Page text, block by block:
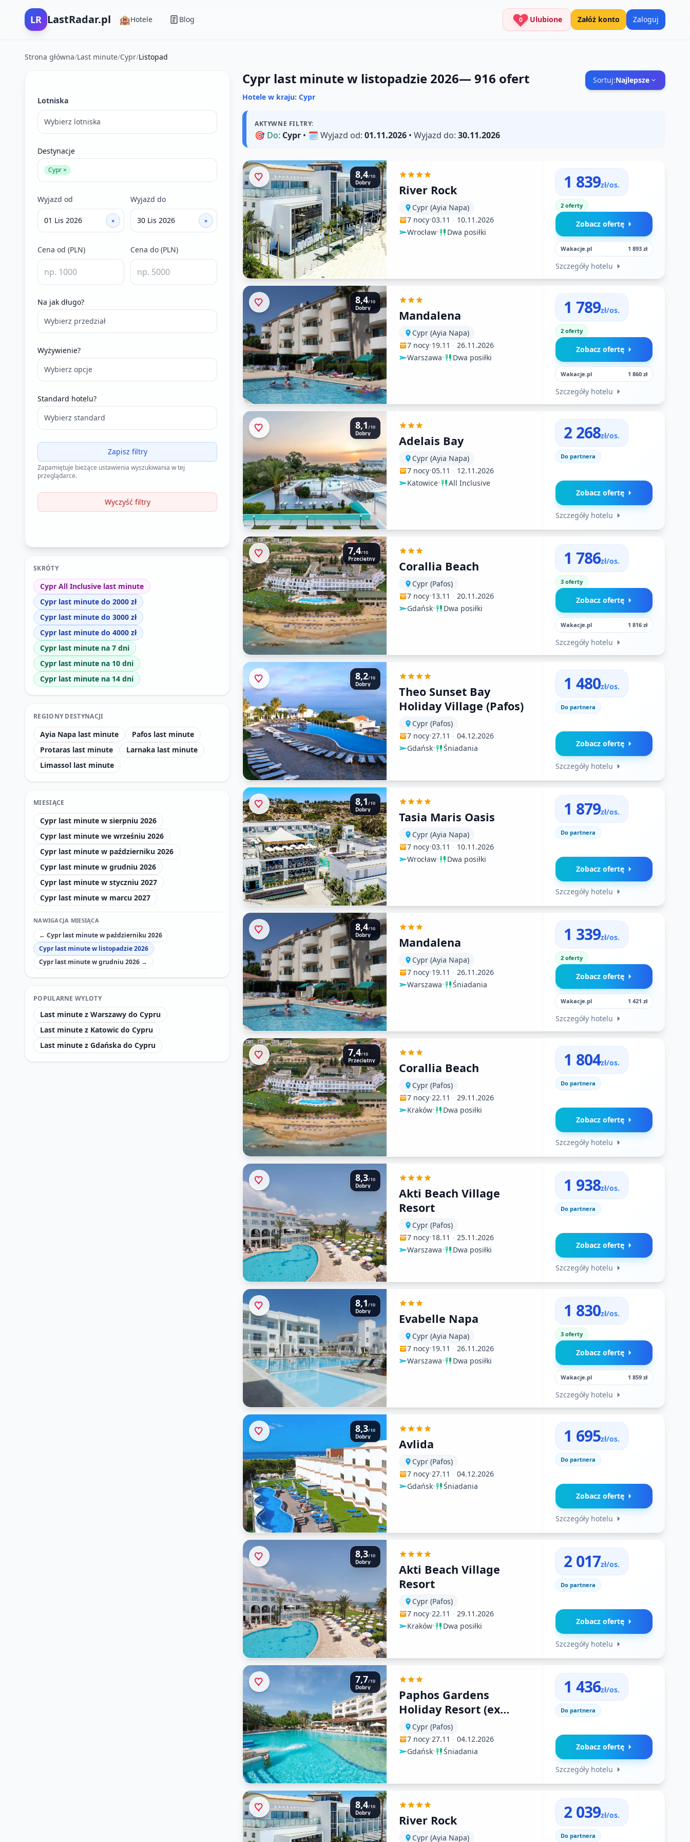
LR LastRadar.pl 🏨Hotele Blog 0 Ulubione Załóż konto Zaloguj
Strona główna/Last minute/Cypr/Listopad
Lotniska
Wybierz lotniska
Destynacje
Cypr ×
Wyjazd od
×
Wyjazd do
×
Cena od (PLN) Cena do (PLN)
Na jak długo?
Wybierz przedział
Wyżywienie?
Wybierz opcje
Standard hotelu?
Wybierz standard
Zapisz filtry
Zapamiętuje bieżące ustawienia wyszukiwania w tej
przeglądarce.
Wyczyść filtry
SKRÓTY
Cypr All Inclusive last minute
Cypr last minute do 2000 zł
Cypr last minute do 3000 zł
Cypr last minute do 4000 zł
Cypr last minute na 7 dni
Cypr last minute na 10 dni
Cypr last minute na 14 dni
REGIONY DESTYNACJI
Ayia Napa last minute
Pafos last minute
Protaras last minute
Larnaka last minute
Limassol last minute
MIESIĄCE
Cypr last minute w sierpniu 2026
Cypr last minute we wrześniu 2026
Cypr last minute w październiku 2026
Cypr last minute w grudniu 2026
Cypr last minute w styczniu 2027
Cypr last minute w marcu 2027
NAWIGACJA MIESIĄCA
← Cypr last minute w październiku 2026
Cypr last minute w listopadzie 2026
Cypr last minute w grudniu 2026 →
POPULARNE WYLOTY
Last minute z Warszawy do Cypru
Last minute z Katowic do Cypru
Last minute z Gdańska do Cypru
Cypr last minute w listopadzie 2026— 916 ofert Sortuj:Najlepsze
Hotele w kraju: Cypr
AKTYWNE FILTRY:
🎯 Do: Cypr • 🗓️ Wyjazd od: 01.11.2026 • Wyjazd do: 30.11.2026
8,4/10
Dobry River Rock
Cypr (Ayia Napa)
7 nocy•03.11 - 10.11.2026
Wrocław• Dwa posiłki
1 839zł/os.
2 oferty
Zobacz ofertę
Wakacje.pl 1 893 zł
Szczegóły hotelu
8,4/10
Dobry Mandalena
Cypr (Ayia Napa)
7 nocy•19.11 - 26.11.2026
Warszawa• Dwa posiłki
1 789zł/os.
2 oferty
Zobacz ofertę
Wakacje.pl 1 860 zł
Szczegóły hotelu
8,1/10
Dobry Adelais Bay
Cypr (Ayia Napa)
7 nocy•05.11 - 12.11.2026
Katowice• All Inclusive
2 268zł/os.
Do partnera
Zobacz ofertę
Szczegóły hotelu
7,4/10
Przeciętny Corallia Beach
Cypr (Pafos)
7 nocy•13.11 - 20.11.2026
Gdańsk• Dwa posiłki
1 786zł/os.
3 oferty
Zobacz ofertę
Wakacje.pl 1 816 zł
Szczegóły hotelu
8,2/10
Dobry
Theo Sunset Bay
Holiday Village (Pafos)
Cypr (Pafos)
7 nocy•27.11 - 04.12.2026
Gdańsk• Śniadania
1 480zł/os.
Do partnera
Zobacz ofertę
Szczegóły hotelu
8,1/10
Dobry Tasia Maris Oasis
Cypr (Ayia Napa)
7 nocy•03.11 - 10.11.2026
Wrocław• Dwa posiłki
1 879zł/os.
Do partnera
Zobacz ofertę
Szczegóły hotelu
8,4/10
Dobry Mandalena
Cypr (Ayia Napa)
7 nocy•19.11 - 26.11.2026
Warszawa• Śniadania
1 339zł/os.
2 oferty
Zobacz ofertę
Wakacje.pl 1 421 zł
Szczegóły hotelu
7,4/10
Przeciętny Corallia Beach
Cypr (Pafos)
7 nocy•22.11 - 29.11.2026
Kraków• Dwa posiłki
1 804zł/os.
Do partnera
Zobacz ofertę
Szczegóły hotelu
8,3/10
Dobry
Akti Beach Village
Resort
Cypr (Pafos)
7 nocy•18.11 - 25.11.2026
Warszawa• Dwa posiłki
1 938zł/os.
Do partnera
Zobacz ofertę
Szczegóły hotelu
8,1/10
Dobry Evabelle Napa
Cypr (Ayia Napa)
7 nocy•19.11 - 26.11.2026
Warszawa• Dwa posiłki
1 830zł/os.
3 oferty
Zobacz ofertę
Wakacje.pl 1 859 zł
Szczegóły hotelu
8,3/10
Dobry Avlida
Cypr (Pafos)
7 nocy•27.11 - 04.12.2026
Gdańsk• Śniadania
1 695zł/os.
Do partnera
Zobacz ofertę
Szczegóły hotelu
8,3/10
Dobry
Akti Beach Village
Resort
Cypr (Pafos)
7 nocy•22.11 - 29.11.2026
Kraków• Dwa posiłki
2 017zł/os.
Do partnera
Zobacz ofertę
Szczegóły hotelu
7,7/10
Dobry
Paphos Gardens
Holiday Resort (ex
Leptos )
Cypr (Pafos)
7 nocy•27.11 - 04.12.2026
Gdańsk• Śniadania
1 436zł/os.
Do partnera
Zobacz ofertę
Szczegóły hotelu
8,4/10
Dobry River Rock
Cypr (Ayia Napa)
2 039zł/os.
Do partnera